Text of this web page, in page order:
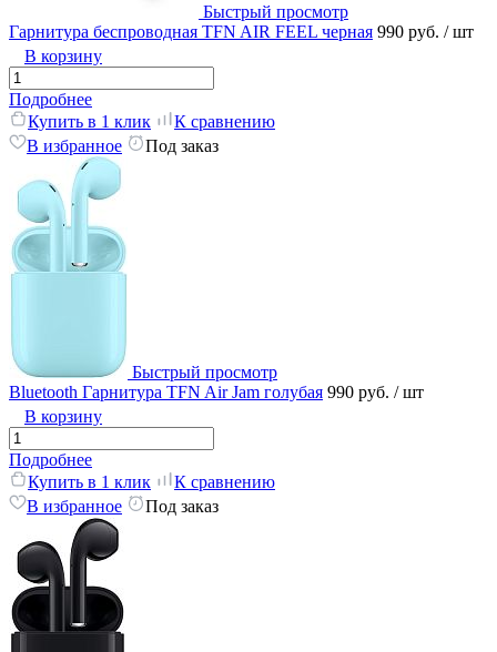
Быстрый просмотр
Гарнитура беспроводная TFN AIR FEEL черная 990 руб. / шт
В корзину
Подробнее
Купить в 1 клик
К сравнению
В избранное
Под заказ
Быстрый просмотр
Bluetooth Гарнитура TFN Air Jam голубая 990 руб. / шт
В корзину
Подробнее
Купить в 1 клик
К сравнению
В избранное
Под заказ